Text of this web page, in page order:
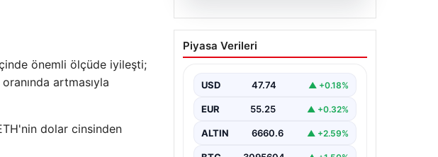
önemli ölçüde iyileşti;
artmasıyla
dolar cinsinden
07.08.2026
Ahbap Derneği
yönetimine kayyum
başladı
Piyasa Verileri
USD 47.74 ▲ +0.18%
EUR 55.25 ▲ +0.32%
ALTIN 6660.6 ▲ +2.59%